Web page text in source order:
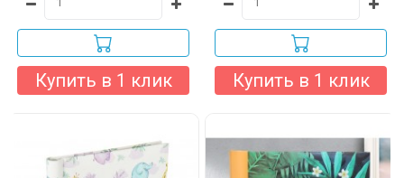
Купить в 1 клик Купить в 1 клик